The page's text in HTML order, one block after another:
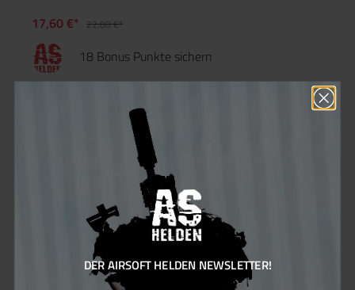
17,60 €* 22,00 €*
18 Bonus Punkte sichern
DER AIRSOFT HELDEN NEWSLETTER!